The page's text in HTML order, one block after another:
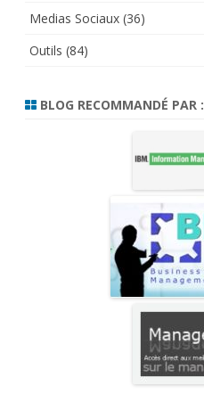
Medias Sociaux (36)
Outils (84)
BLOG RECOMMANDÉ PAR :